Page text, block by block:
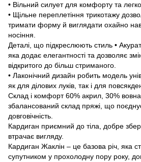
• Вільний силует для комфорту та
• Щільне переплетіння трикотажу
тримати форму й виглядати охайно
носіння.
Деталі, що підкреслюють стиль •
яка додає елегантності та дозволяє
відкритого до більш стриманого.
• Лаконічний дизайн робить модель
як для ділових луків, так і для
Склад і комфорт 60% акрил, 30%
збалансований склад пряжі, що поєднує
довговічність.
Кардиган приємний до тіла, добре
втрачає вигляду.
Кардиган Жаклін – це базова річ, яка
супутником у прохолодну пору року,